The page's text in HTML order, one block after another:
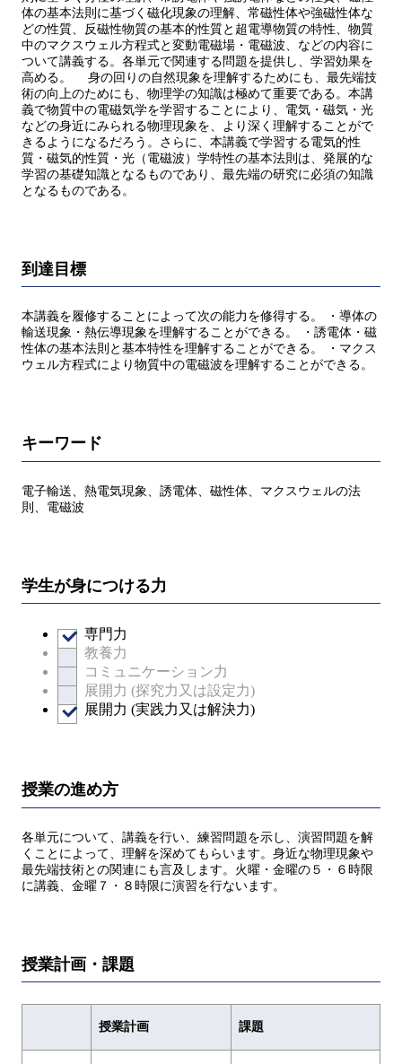
体の基本法則に基づく磁化現象の理解、常磁性体や強磁性体な
どの性質、反磁性物質の基本的性質と超電導物質の特性、物質
中のマクスウェル方程式と変動電磁場・電磁波、などの内容に
ついて講義する。各単元で関連する問題を提供し、学習効果を
高める。 身の回りの自然現象を理解するためにも、最先端技
術の向上のためにも、物理学の知識は極めて重要である。本講
義で物質中の電磁気学を学習することにより、電気・磁気・光
などの身近にみられる物理現象を、より深く理解することがで
きるようになるだろう。さらに、本講義で学習する電気的性
質・磁気的性質・光（電磁波）学特性の基本法則は、発展的な
学習の基礎知識となるものであり、最先端の研究に必須の知識
となるものである。
到達目標
本講義を履修することによって次の能力を修得する。 ・導体の
輸送現象・熱伝導現象を理解することができる。 ・誘電体・磁
性体の基本法則と基本特性を理解することができる。 ・マクス
ウェル方程式により物質中の電磁波を理解することができる。
キーワード
電子輸送、熱電気現象、誘電体、磁性体、マクスウェルの法
則、電磁波
学生が身につける力
専門力
教養力
コミュニケーション力
展開力 (探究力又は設定力)
展開力 (実践力又は解決力)
授業の進め方
各単元について、講義を行い、練習問題を示し、演習問題を解
くことによって、理解を深めてもらいます。身近な物理現象や
最先端技術との関連にも言及します。火曜・金曜の５・６時限
に講義、金曜７・８時限に演習を行ないます。
授業計画・課題
授業計画 課題